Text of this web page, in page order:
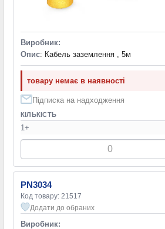
Виробник:
Опис: Кабель заземлення , 5м
товару немає в наявності
Підписка на надходження
КІЛЬКІСТЬ
1+
PN3034
Код товару: 21517
Додати до обраних
Виробник: